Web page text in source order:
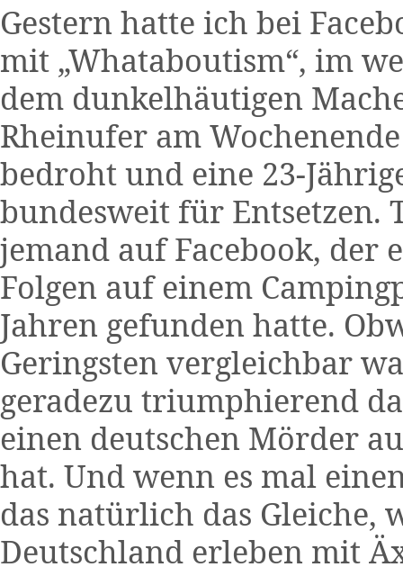
Gestern hatte ich bei
mit „Whataboutism“, im
dem dunkelhäutigen
Rheinufer am
bedroht und eine 23-
bundesweit für Entsetzen.
jemand auf Facebook,
Folgen auf einem
Jahren gefunden hatte.
Geringsten vergleichbar
geradezu triumphierend
einen deutschen Mörder
hat. Und wenn es mal
das natürlich das Gleiche,
Deutschland erleben mit